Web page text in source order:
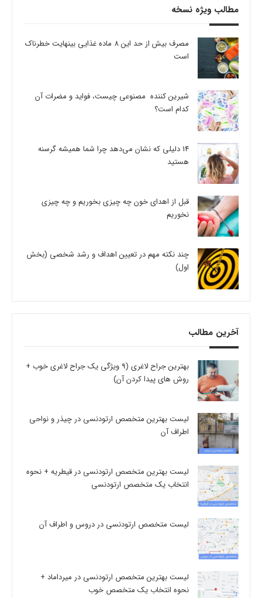
مطالب ویژه نسخه
مصرف بیش از حد این 8 ماده غذایی بینهایت خطرناک
است
شیرین کننده مصنوعی چیست، فواید و مضرات آن
کدام است؟
14 دلیلی که نشان می‌دهد چرا شما همیشه گرسنه
هستید
قبل از اهدای خون چه چیزی بخوریم و چه چیزی
نخوریم
چند نکته مهم در تعیین اهداف و رشد شخصی (بخش
اول)
آخرین مطالب
بهترین جراح لاغری (9 ویژگی یک جراح لاغری خوب +
روش های پیدا کردن آن)
لیست بهترین متخصص ارتودنسی در چیذر و نواحی
اطراف آن
لیست بهترین متخصص ارتودنسی در قیطریه + نحوه
انتخاب یک متخصص ارتودنسی
لیست متخصص ارتودنسی در دروس و اطراف آن
لیست بهترین متخصص ارتودنسی در میرداماد +
نحوه انتخاب یک متخصص خوب